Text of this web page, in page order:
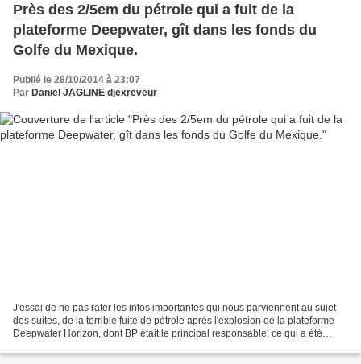
Près des 2/5em du pétrole qui a fuit de la
plateforme Deepwater, gît dans les fonds du
Golfe du Mexique.
Publié le 28/10/2014 à 23:07
Par Daniel JAGLINE djexreveur
J'essai de ne pas rater les infos importantes qui nous parviennent au sujet
des suites, de la terrible fuite de pétrole après l'explosion de la plateforme
Deepwater Horizon, dont BP était le principal responsable, ce qui a été